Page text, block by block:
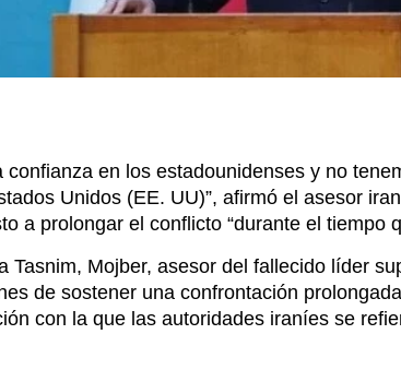
confianza en los estadounidenses y no
Unidos (EE. UU)”, afirmó el asesor
a prolongar el conflicto “durante el tiempo
Tasnim, Mojber, asesor del fallecido líder
de sostener una confrontación
con la que las autoridades iraníes se